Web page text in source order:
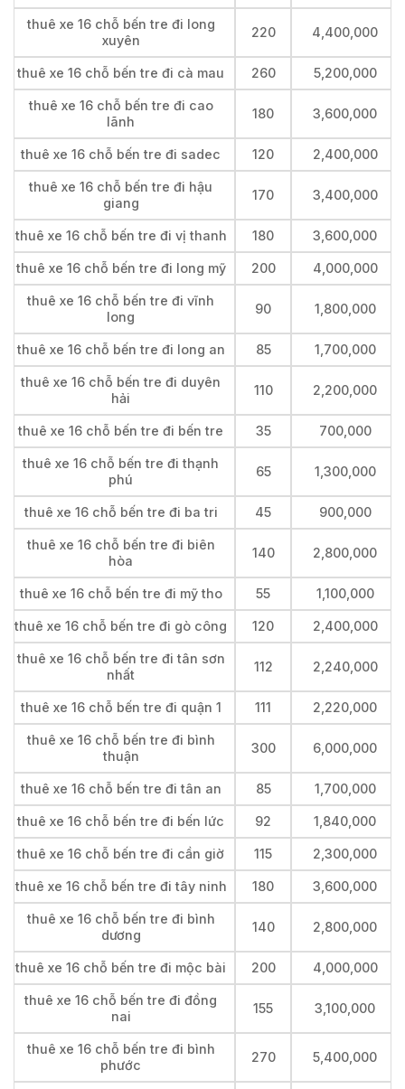
thuê xe 16 chỗ bến tre đi long
xuyên
220 4,400,000
thuê xe 16 chỗ bến tre đi cà mau 260 5,200,000
thuê xe 16 chỗ bến tre đi cao
lãnh
180 3,600,000
thuê xe 16 chỗ bến tre đi sadec 120 2,400,000
thuê xe 16 chỗ bến tre đi hậu
giang
170 3,400,000
thuê xe 16 chỗ bến tre đi vị thanh 180 3,600,000
thuê xe 16 chỗ bến tre đi long mỹ 200 4,000,000
thuê xe 16 chỗ bến tre đi vĩnh
long
90 1,800,000
thuê xe 16 chỗ bến tre đi long an 85 1,700,000
thuê xe 16 chỗ bến tre đi duyên
hải
110 2,200,000
thuê xe 16 chỗ bến tre đi bến tre 35 700,000
thuê xe 16 chỗ bến tre đi thạnh
phú
65 1,300,000
thuê xe 16 chỗ bến tre đi ba tri 45 900,000
thuê xe 16 chỗ bến tre đi biên
hòa
140 2,800,000
thuê xe 16 chỗ bến tre đi mỹ tho 55 1,100,000
thuê xe 16 chỗ bến tre đi gò công 120 2,400,000
thuê xe 16 chỗ bến tre đi tân sơn
nhất
112 2,240,000
thuê xe 16 chỗ bến tre đi quận 1 111 2,220,000
thuê xe 16 chỗ bến tre đi bình
thuận
300 6,000,000
thuê xe 16 chỗ bến tre đi tân an 85 1,700,000
thuê xe 16 chỗ bến tre đi bến lức 92 1,840,000
thuê xe 16 chỗ bến tre đi cần giờ 115 2,300,000
thuê xe 16 chỗ bến tre đi tây ninh 180 3,600,000
thuê xe 16 chỗ bến tre đi bình
dương
140 2,800,000
thuê xe 16 chỗ bến tre đi mộc bài 200 4,000,000
thuê xe 16 chỗ bến tre đi đồng
nai
155 3,100,000
thuê xe 16 chỗ bến tre đi bình
phước
270 5,400,000